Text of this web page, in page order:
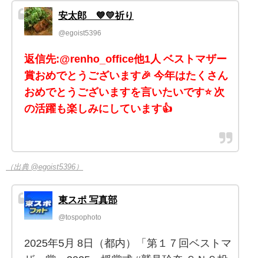
安太郎 💙💛祈り
@egoist5396
返信先:@renho_office他1人 ベストマザー
賞おめでとうございます🎉 今年はたくさん
おめでとうございますを言いたいです⭐️ 次
の活躍も楽しみにしています👍
（出典 @egoist5396）
東スポ 写真部
@tospophoto
2025年5月 8日（都内）「第１７回ベストマ